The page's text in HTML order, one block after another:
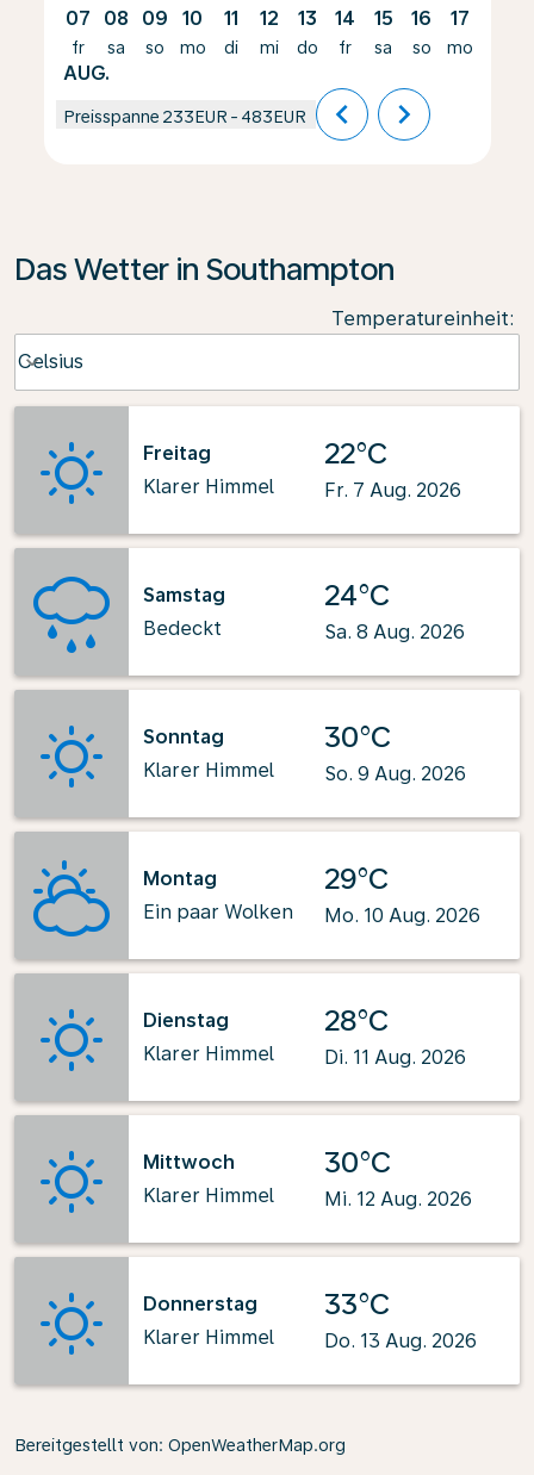
07
fr
AUG.
08
sa
09
so
10
mo
11
di
12
mi
13
do
14
fr
15
sa
16
so
17
mo
Preisspanne 233EUR - 483EUR chevron_left chevron_right
Das Wetter in Southampton
Temperatureinheit:
Celsius
keyboard_arrow_down
Freitag
Klarer Himmel
22°C
Fr. 7 Aug. 2026
Samstag
Bedeckt
24°C
Sa. 8 Aug. 2026
Sonntag
Klarer Himmel
30°C
So. 9 Aug. 2026
Montag
Ein paar Wolken
29°C
Mo. 10 Aug. 2026
Dienstag
Klarer Himmel
28°C
Di. 11 Aug. 2026
Mittwoch
Klarer Himmel
30°C
Mi. 12 Aug. 2026
Donnerstag
Klarer Himmel
33°C
Do. 13 Aug. 2026
Bereitgestellt von: OpenWeatherMap.org